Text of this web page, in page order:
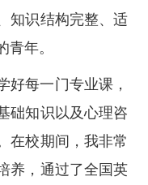
知识结构完整、适
年。
好每一门专业课，
础知识以及心理咨
在校期间，我非常
养，通过了全国英